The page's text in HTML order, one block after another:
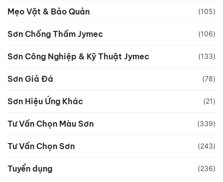
Mẹo Vặt & Bảo Quản (105)
Sơn Chống Thấm Jymec (106)
Sơn Công Nghiệp & Kỹ Thuật Jymec (133)
Sơn Giả Đá (78)
Sơn Hiệu Ứng Khác (21)
Tư Vấn Chọn Màu Sơn (339)
Tư Vấn Chọn Sơn (243)
Tuyển dụng (236)